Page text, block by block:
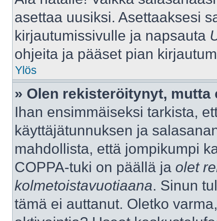
asettaa uusiksi. Asettaaksesi
kirjautumissivulle ja napsauta
ohjeita ja pääset pian
Ylös
» Olen rekisteröitynyt,
Ihan ensimmäiseksi tarkista,
käyttäjätunnuksen ja
mahdollista, että jompikumpi
COPPA-tuki on päällä ja olet
kolmetoistavuotiaana. Sinun
tämä ei auttanut. Oletko